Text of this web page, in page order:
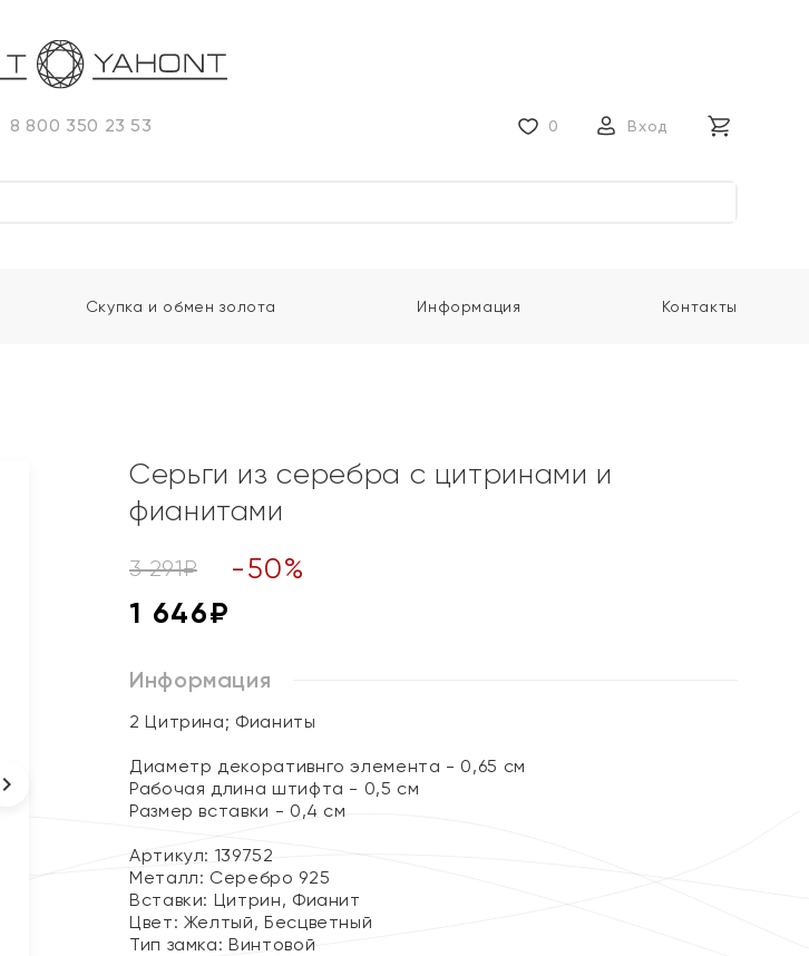
8 800 350 23 53 0 Вход
Скупка и обмен золота Информация Контакты
Серьги из серебра с цитринами и
фианитами
3 291₽ -50%
1 646₽
Информация
2 Цитрина; Фианиты
Диаметр декоративнго элемента - 0,65 см
Рабочая длина штифта - 0,5 см
Размер вставки - 0,4 см
Артикул: 139752
Металл: Серебро 925
Вставки: Цитрин, Фианит
Цвет: Желтый, Бесцветный
Тип замка:Винтовой